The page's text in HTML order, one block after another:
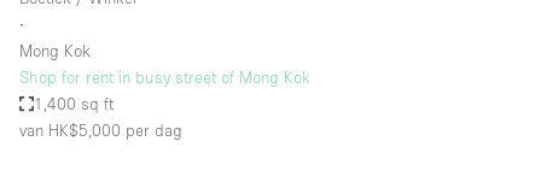
Herenhuis / Huis
Kantoorruimte
Kraampje / Kiosk / Stalletje
∙
Mong Kok
Shop for rent in busy street of Mong Kok
1,400 sq ft
van HK$5,000 per dag